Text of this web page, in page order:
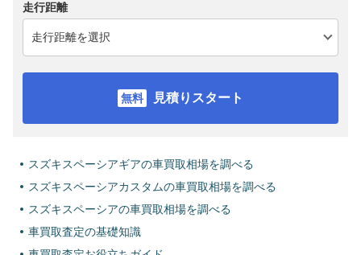
走行距離
見積りスタート
スズキスペーシアギアの車買取相場を調べる
スズキスペーシアカスタムの車買取相場を調べる
スズキスペーシアの車買取相場を調べる
車買取査定の基礎知識